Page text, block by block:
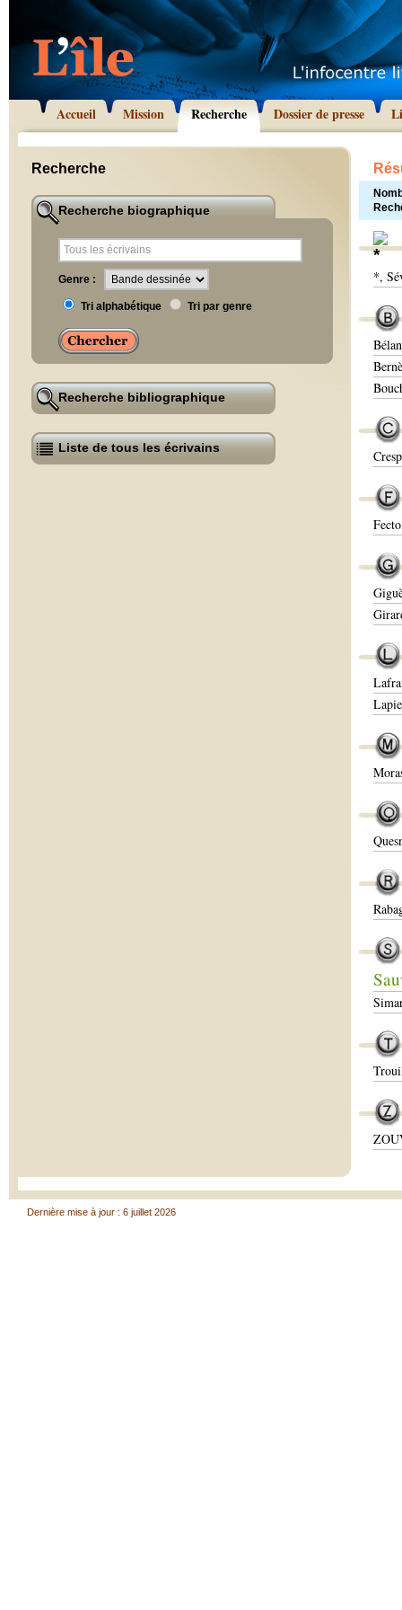
Accueil Mission Recherche Dossier de presse
Recherche
Recherche biographique
Genre :
Tri alphabétique Tri par genre
Recherche bibliographique
Liste de tous les écrivains
*,
Dernière mise à jour : 6 juillet 2026